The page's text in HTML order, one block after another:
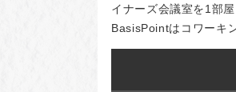
イナーズ会議室を1部
BasisPointはコワーキ